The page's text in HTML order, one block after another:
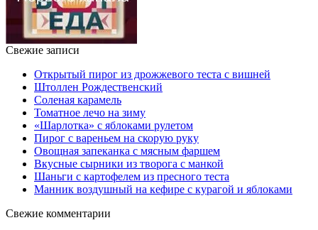
Свежие записи
Открытый пирог из дрожжевого теста с вишней
Штоллен Рождественский
Соленая карамель
Томатное лечо на зиму
«Шарлотка» с яблоками рулетом
Пирог с вареньем на скорую руку
Овощная запеканка с мясным фаршем
Вкусные сырники из творога с манкой
Шаньги с картофелем из пресного теста
Манник воздушный на кефире с курагой и яблоками
Свежие комментарии